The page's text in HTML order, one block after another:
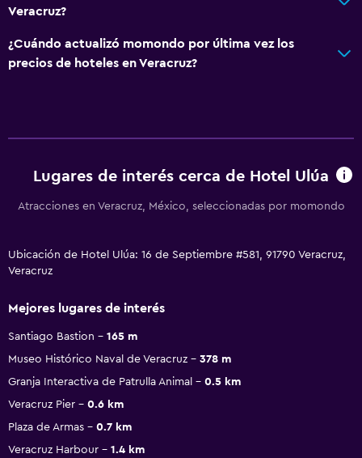
Veracruz?
¿Cuándo actualizó momondo por última vez los
precios de hoteles en Veracruz?
Lugares de interés cerca de Hotel Ulúa
Atracciones en Veracruz, México, seleccionadas por momondo
Ubicación de Hotel Ulúa: 16 de Septiembre #581, 91790 Veracruz,
Veracruz
Mejores lugares de interés
Santiago Bastion
165 m
Museo Histórico Naval de Veracruz
378 m
Granja Interactiva de Patrulla Animal
0.5 km
Veracruz Pier
0.6 km
Plaza de Armas
0.7 km
Veracruz Harbour
1.4 km